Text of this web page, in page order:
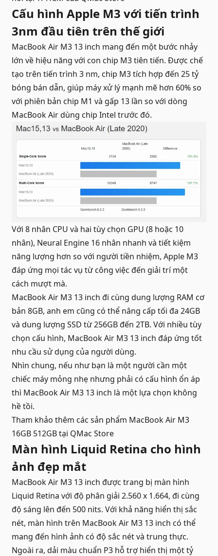
Cấu hình Apple M3 với tiến trình
3nm đầu tiên trên thế giới
MacBook Air M3 13 inch mang đến một bước nhảy
lớn về hiệu năng với con chip M3 tiên tiến. Được chế
tạo trên tiến trình 3 nm, chip M3 tích hợp đến 25 tỷ
bóng bán dẫn, giúp máy xử lý mạnh mẽ hơn 60% so
với phiên bản chip M1 và gấp 13 lần so với dòng
MacBook Air dùng chip Intel trước đó.
Với 8 nhân CPU và hai tùy chọn GPU (8 hoặc 10
nhân), Neural Engine 16 nhân nhanh và tiết kiệm
năng lượng hơn so với người tiền nhiệm, Apple M3
đáp ứng mọi tác vụ từ công việc đến giải trí một
cách mượt mà.
MacBook Air M3 13 inch đi cùng dung lượng RAM cơ
bản 8GB, anh em cũng có thể nâng cấp tối đa 24GB
và dung lượng SSD từ 256GB đến 2TB. Với nhiều tùy
chọn cấu hình, MacBook Air M3 13 inch đáp ứng tốt
nhu cầu sử dụng của người dùng.
Nhìn chung, nếu như bạn là một người cần một
chiếc máy mỏng nhẹ nhưng phải có cấu hình ổn áp
thì MacBook Air M3 13 inch là một lựa chọn không
hề tồi.
Tham khảo thêm các sản phẩm MacBook Air M3
16GB 512GBtại QMac Store
Màn hình Liquid Retina cho hình
ảnh đẹp mắt
MacBook Air M3 13 inch được trang bị màn hình
Liquid Retina với độ phân giải 2.560 x 1.664, đi cùng
độ sáng lên đến 500 nits. Với khả năng hiển thị sắc
nét, màn hình trên MacBook Air M3 13 inch có thể
mang đến hình ảnh có độ sắc nét và trung thực.
Ngoài ra, dải màu chuẩn P3 hỗ trợ hiển thị một tỷ